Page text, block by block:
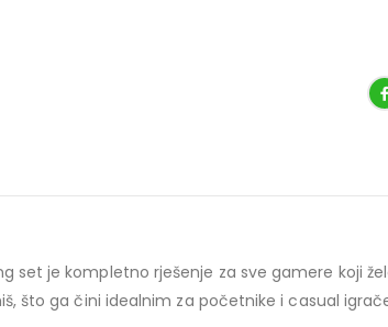
set je kompletno rješenje za sve gamere
što ga čini idealnim za početnike i casual